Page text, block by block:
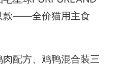
款——全价猫用主食
配方、鸡鸭混合装三